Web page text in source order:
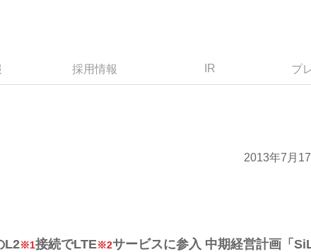
採用情報 IR プ
2013年7月
L2※1接続でLTE※2サービスに参入 中期経営計画「